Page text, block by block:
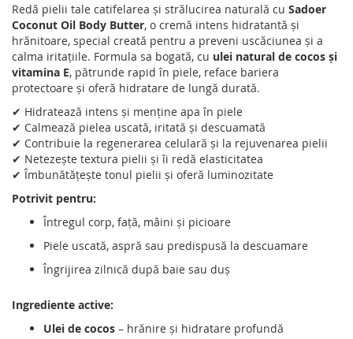
Redă pielii tale catifelarea și strălucirea naturală cu Sadoer
Coconut Oil Body Butter, o cremă intens hidratantă și
hrănitoare, special creată pentru a preveni uscăciunea și a
calma iritațiile. Formula sa bogată, cu ulei natural de cocos și
vitamina E, pătrunde rapid în piele, reface bariera
protectoare și oferă hidratare de lungă durată.
✔ Hidratează intens și menține apa în piele
✔ Calmează pielea uscată, iritată și descuamată
✔ Contribuie la regenerarea celulară și la rejuvenarea pielii
✔ Netezește textura pielii și îi redă elasticitatea
✔ Îmbunătățește tonul pielii și oferă luminozitate
Potrivit pentru:
Întregul corp, față, mâini și picioare
Piele uscată, aspră sau predispusă la descuamare
Îngrijirea zilnică după baie sau duș
Ingrediente active:
Ulei de cocos – hrănire și hidratare profundă